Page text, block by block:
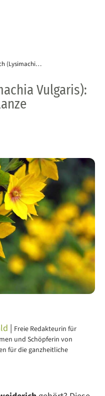
Gilbweiderich (Lysimachia Vulgaris): Alle Infos zur Heilpflanze
Vulgaris):
| Freie Redakteurin für
und Schöpferin von
für die ganzheitliche